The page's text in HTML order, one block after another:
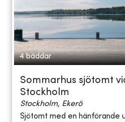
4 bäddar
Sommarhus sjötomt
Stockholm
Stockholm, Ekerö
Sjötomt med en hänförande